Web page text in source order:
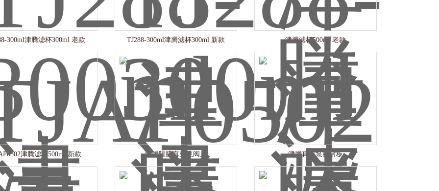
300ml津腾滤杯300ml 老款 TJ288-300ml津腾滤杯300ml 新款 津腾滤杯500ml 老款
津腾滤杯500ml 新款 津腾隔膜真空泵阀片 津腾真空泵密封板